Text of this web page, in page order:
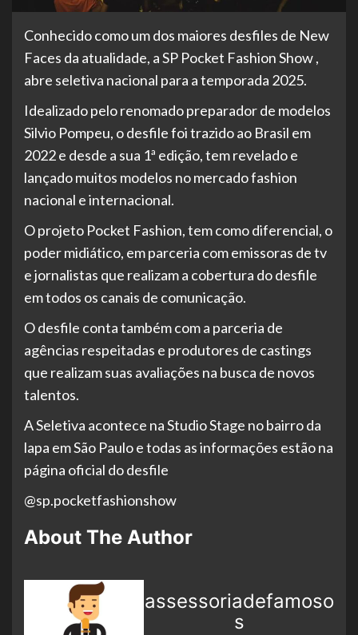
Conhecido como um dos maiores desfiles de New
Faces da atualidade, a SP Pocket Fashion Show ,
abre seletiva nacional para a temporada 2025.
Idealizado pelo renomado preparador de modelos
Silvio Pompeu, o desfile foi trazido ao Brasil em
2022 e desde a sua 1ª edição, tem revelado e
lançado muitos modelos no mercado fashion
nacional e internacional.
O projeto Pocket Fashion, tem como diferencial, o
poder midiático, em parceria com emissoras de tv
e jornalistas que realizam a cobertura do desfile
em todos os canais de comunicação.
O desfile conta também com a parceria de
agências respeitadas e produtores de castings
que realizam suas avaliações na busca de novos
talentos.
A Seletiva acontece na Studio Stage no bairro da
lapa em São Paulo e todas as informações estão na
página oficial do desfile
@sp.pocketfashionshow
About The Author
assessoriadefamoso
s